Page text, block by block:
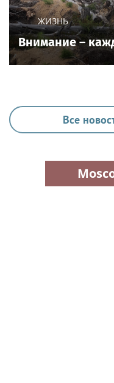
ЖИЗНЬ
Внимание –
Все